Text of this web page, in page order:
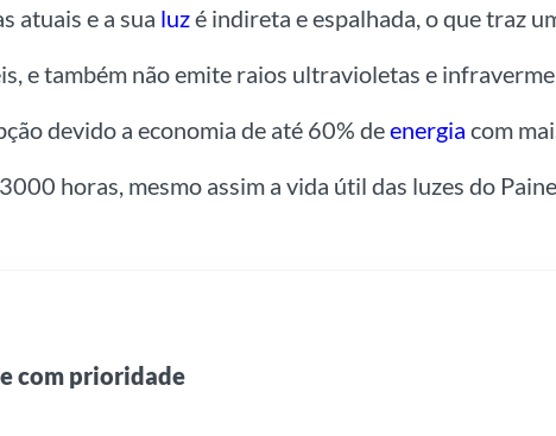
atuais e a sua luzé indireta e espalhada, o que traz
e também não emite raios ultravioletas e
devido a economia de até 60% deenergia com
horas, mesmo assim a vida útil das luzes do
com prioridade